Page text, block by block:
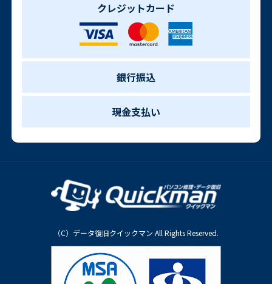
クレジットカード
銀行振込
現金支払い
（C）データ復旧クイックマン All Rights Reserved.